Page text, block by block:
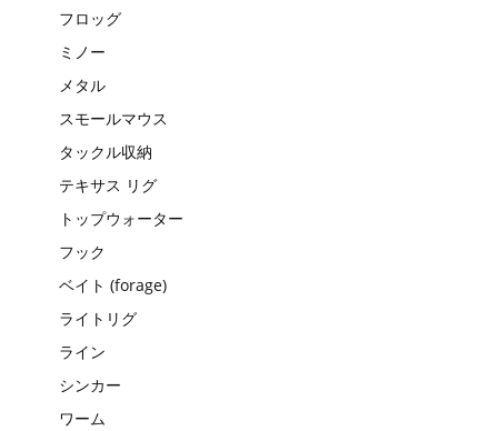
フロッグ
ミノー
メタル
スモールマウス
タックル収納
テキサス リグ
トップウォーター
フック
ベイト (forage)
ライトリグ
ライン
シンカー
ワーム